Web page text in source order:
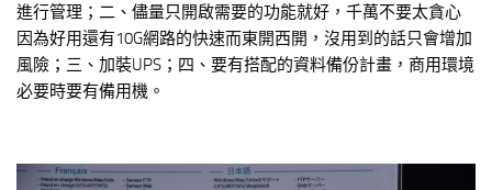
進行管理；二、儘量只開啟需要的功能就好，千萬不要太貪心
因為好用還有10G網路的快速而東開西開，沒用到的話只會增加
風險；三、加裝UPS；四、要有搭配的資料備份計畫，商用環境
必要時要有備用機。